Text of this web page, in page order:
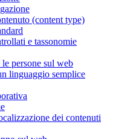
(content type)
e tassonomie
persone sul web
linguaggio semplice
dei contenuti